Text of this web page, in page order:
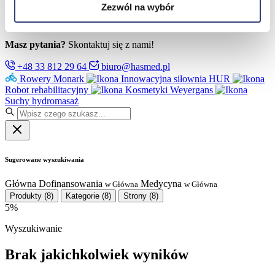
Zezwól na wybór
Kontakt
Masz pytania? Skontaktuj się z nami!
+48 33 812 29 64
biuro@hasmed.pl
Rowery Monark
Innowacyjna siłownia HUR
Robot rehabilitacyjny
Kosmetyki Weyergans
Suchy hydromasaż
Sugerowane wyszukiwania
Główna Dofinansowania w Główna Medycyna w Główna
Produkty (8) Kategorie (8) Strony (8)
5%
Wyszukiwanie
Brak jakichkolwiek wyników